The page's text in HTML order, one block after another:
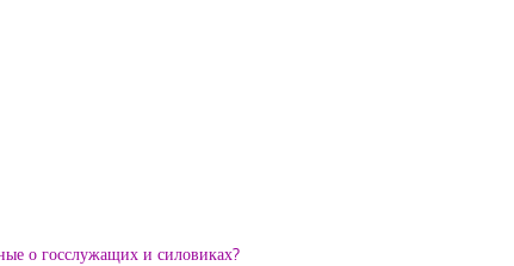
о госслужащих и силовиках?